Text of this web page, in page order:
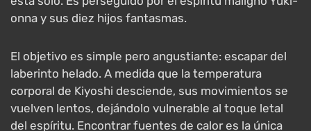
onna y sus diez hijos fantasmas.
El objetivo es simple pero angustiante: escapar del
laberinto helado. A medida que la temperatura
corporal de Kiyoshi desciende, sus movimientos se
vuelven lentos, dejándolo vulnerable al toque letal
del espíritu. Encontrar fuentes de calor es la única